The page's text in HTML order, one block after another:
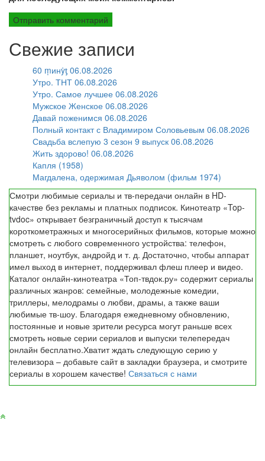
Свежие записи
60 ṃинẏƫ 06.08.2026
Утро. ТНТ 06.08.2026
Утро. Самое лучшее 06.08.2026
Мужское Женское 06.08.2026
Давай поженимся 06.08.2026
Полный контакт с Владимиром Соловьевым 06.08.2026
Свадьба вслепую 3 сезон 9 выпуск 06.08.2026
Жить здорово! 06.08.2026
Капля (1958)
Магдалена, одержимая Дьяволом (фильм 1974)
Смотри любимые сериалы и тв-передачи онлайн в HD-
качестве без рекламы и платных подписок. Кинотеатр «Top-
tvdoc» открывает безграничный доступ к тысячам
короткометражных и многосерийных фильмов, которые можно
смотреть с любого современного устройства: телефон,
планшет, ноутбук, андройд и т. д. Достаточно, чтобы аппарат
имел выход в интернет, поддерживал флеш плеер и видео.
Каталог онлайн-кинотеатра «Топ-твдок.ру» содержит сериалы
различных жанров: семейные, молодежные комедии,
триллеры, мелодрамы о любви, драмы, а также ваши
любимые тв-шоу. Благодаря ежедневному обновлению,
постоянные и новые зрители ресурса могут раньше всех
смотреть новые серии сериалов и выпуски телепередач
онлайн бесплатно.Хватит ждать следующую серию у
телевизора – добавьте сайт в закладки браузера, и смотрите
сериалы в хорошем качестве! Связаться с нами